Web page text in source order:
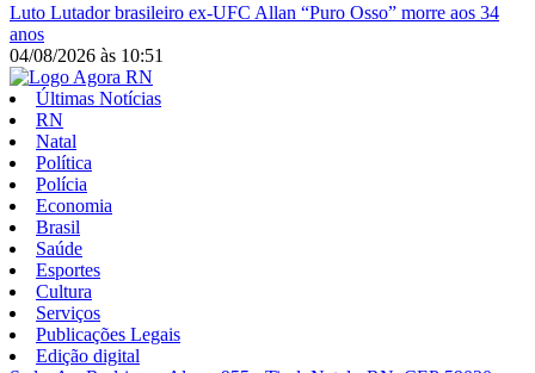
Luto Lutador brasileiro ex-UFC Allan “Puro Osso” morre aos 34
anos
04/08/2026 às 10:51
Últimas Notícias
RN
Natal
Política
Polícia
Economia
Brasil
Saúde
Esportes
Cultura
Serviços
Publicações Legais
Edição digital